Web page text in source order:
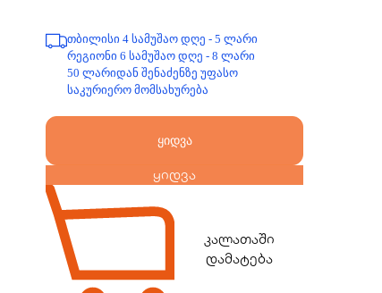
თბილისი 4 სამუშაო დღე - 5 ლარი
რეგიონი 6 სამუშაო დღე - 8 ლარი
50 ლარიდან შენაძენზე უფასო
საკურიერო მომსახურება
ყიდვა
ყიდვა
კალათაში
დამატება